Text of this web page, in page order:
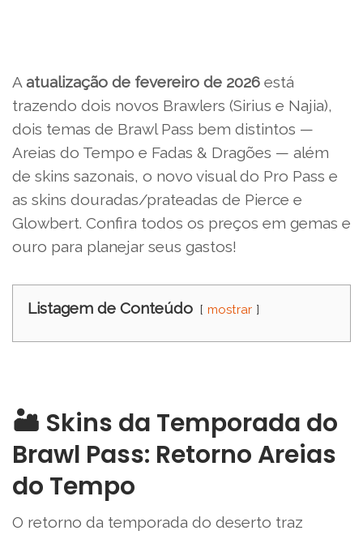
A atualização de fevereiro de 2026 está
trazendo dois novos Brawlers (Sirius e Najia),
dois temas de Brawl Pass bem distintos —
Areias do Tempo e Fadas & Dragões — além
de skins sazonais, o novo visual do Pro Pass e
as skins douradas/prateadas de Pierce e
Glowbert. Confira todos os preços em gemas e
ouro para planejar seus gastos!
Listagem de Conteúdo mostrar
🏜️ Skins da Temporada do
Brawl Pass: Retorno Areias
do Tempo
O retorno da temporada do deserto traz